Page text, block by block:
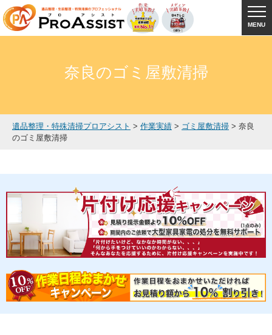
MENU
奈良のゴミ屋敷清掃
遺品整理・特殊清掃プロアシスト > 作業実績 > ゴミ屋敷清掃 > 奈良
のゴミ屋敷清掃